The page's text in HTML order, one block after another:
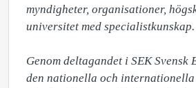
myndigheter, organisationer,
universitet med specialistkunskap.
Genom deltagandet i SEK Svensk
den nationella och internationella